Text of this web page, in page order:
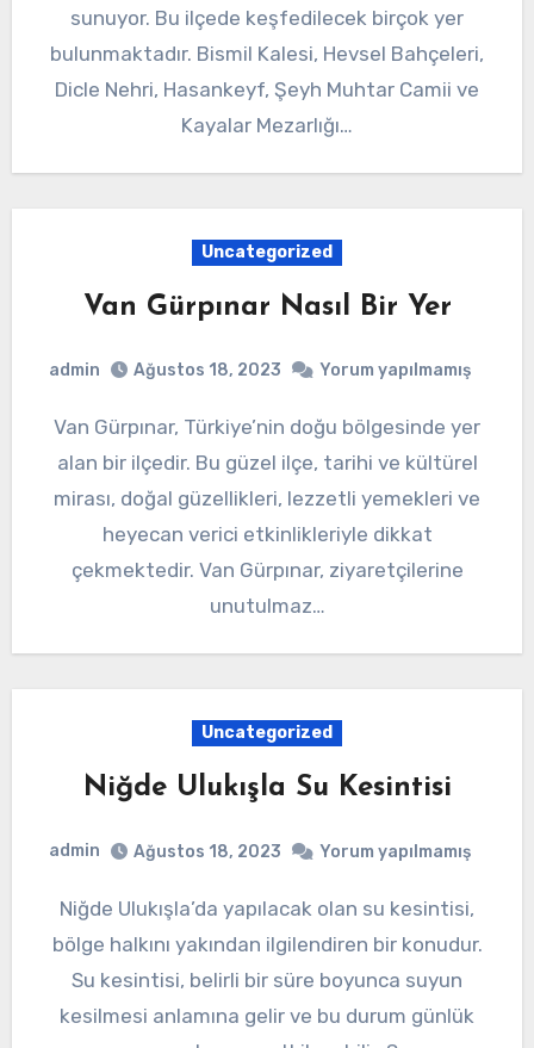
sunuyor. Bu ilçede keşfedilecek birçok yer
bulunmaktadır. Bismil Kalesi, Hevsel Bahçeleri,
Dicle Nehri, Hasankeyf, Şeyh Muhtar Camii ve
Kayalar Mezarlığı…
Uncategorized
Van Gürpınar Nasıl Bir Yer
admin Ağustos 18, 2023 Yorum yapılmamış
Van Gürpınar, Türkiye’nin doğu bölgesinde yer
alan bir ilçedir. Bu güzel ilçe, tarihi ve kültürel
mirası, doğal güzellikleri, lezzetli yemekleri ve
heyecan verici etkinlikleriyle dikkat
çekmektedir. Van Gürpınar, ziyaretçilerine
unutulmaz…
Uncategorized
Niğde Ulukışla Su Kesintisi
admin Ağustos 18, 2023 Yorum yapılmamış
Niğde Ulukışla’da yapılacak olan su kesintisi,
bölge halkını yakından ilgilendiren bir konudur.
Su kesintisi, belirli bir süre boyunca suyun
kesilmesi anlamına gelir ve bu durum günlük